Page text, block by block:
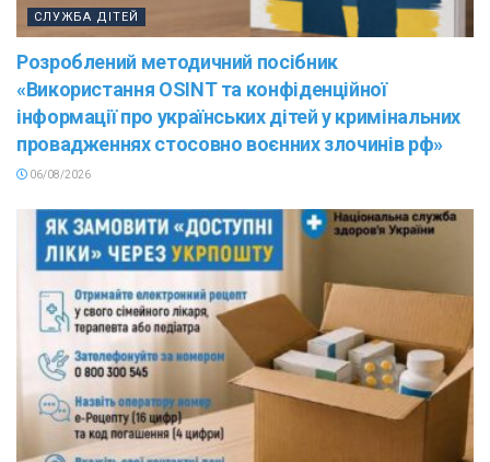
СЛУЖБА ДІТЕЙ
Розроблений методичний посібник
«Використання OSINT та конфіденційної
інформації про українських дітей у кримінальних
провадженнях стосовно воєнних злочинів рф»
06/08/2026